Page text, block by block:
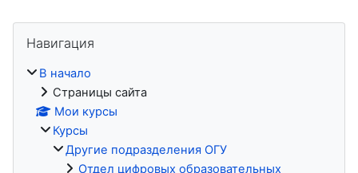
Блоки
Навигация
В начало
Страницы сайта
Мои курсы
Курсы
Другие подразделения ОГУ
Отдел цифровых образовательных